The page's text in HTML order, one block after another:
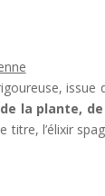
issue
la plante,
titre, l’élixir